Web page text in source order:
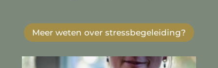
Meer weten over stressbegeleiding?